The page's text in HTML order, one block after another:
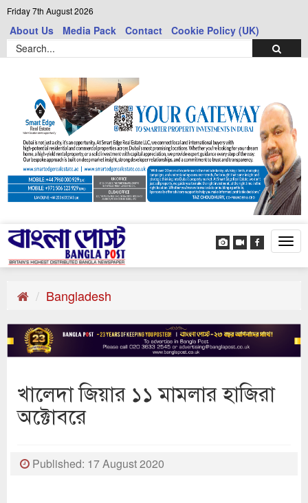
Friday 7th August 2026
About Us Media Pack Contact Cookie Policy (UK)
Bangladesh
খালেদা জিয়ার ১১ মামলার হাজিরা
অক্টোবরে
Published: 17 August 2020